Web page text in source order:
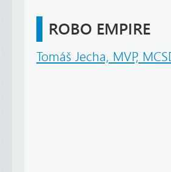
ROBO EMPIRE
Tomáš Jecha, MVP,